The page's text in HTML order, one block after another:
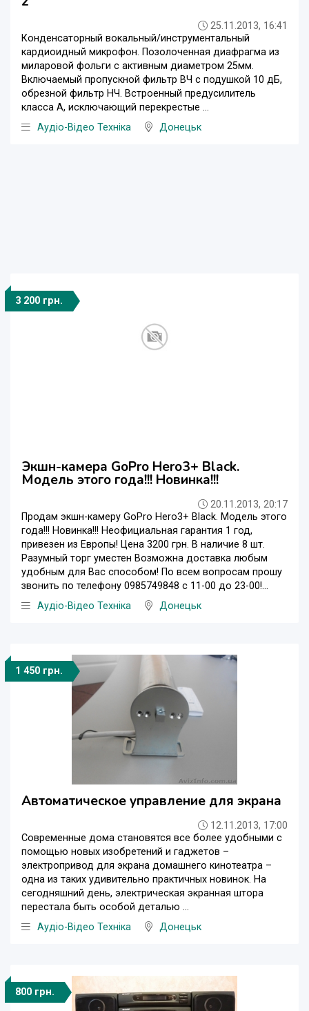
25.11.2013, 16:41
Конденсаторный вокальный/инструментальный
кардиоидный микрофон. Позолоченная диафрагма из
миларовой фольги с активным диаметром 25мм.
Включаемый пропускной фильтр ВЧ с подушкой 10 дБ,
обрезной фильтр НЧ. Встроенный предусилитель
класса А, исключающий перекрестые ...
Аудіо-Відео Техніка
Донецьк
3 200 грн.
Экшн-камера GoPro Hero3+ Black.
Модель этого года!!! Новинка!!!
20.11.2013, 20:17
Продам экшн-камеру GoPro Hero3+ Black. Модель этого
года!!! Новинка!!! Неофициальная гарантия 1 год,
привезен из Европы! Цена 3200 грн. В наличие 8 шт.
Разумный торг уместен Возможна доставка любым
удобным для Вас способом! По всем вопросам прошу
звонить по телефону 0985749848 с 11-00 до 23-00!...
Аудіо-Відео Техніка
Донецьк
1 450 грн.
Автоматическое управление для экрана
12.11.2013, 17:00
Современные дома становятся все более удобными с
помощью новых изобретений и гаджетов –
электропривод для экрана домашнего кинотеатра –
одна из таких удивительно практичных новинок. На
сегодняшний день, электрическая экранная штора
перестала быть особой деталью ...
Аудіо-Відео Техніка
Донецьк
800 грн.